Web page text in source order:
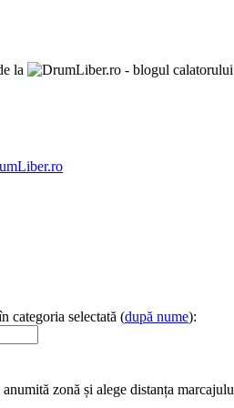
la
categoria selectată (după nume):
zonă și alege distanța